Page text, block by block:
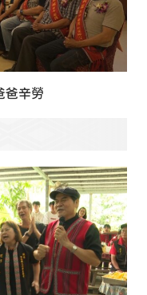
爸辛勞